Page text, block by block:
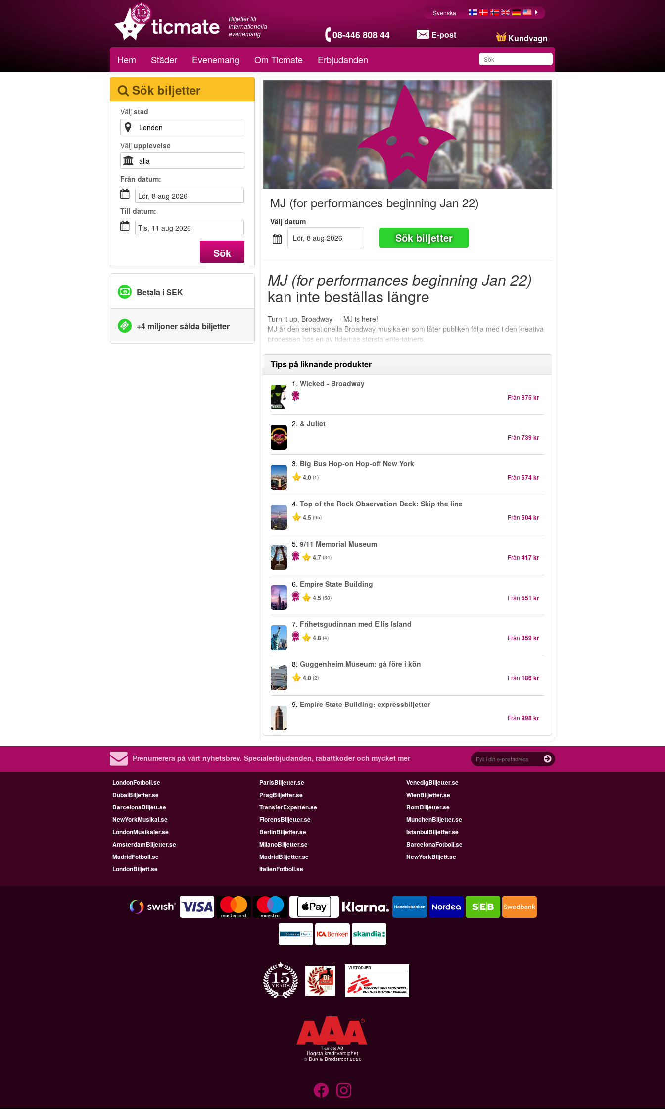
Biljetter till
internationella
evenemang
08-446 808 44 E-post Kundvagn
Svenska
Hem Städer Evenemang Om Ticmate Erbjudanden
Du har sparat produkten
i din lista
Sök biljetter
Välj stad
Välj upplevelse
Från datum:
lör, 8 aug 2026
Till datum:
tis, 11 aug 2026
Sök
Betala i SEK
+4 miljoner sålda biljetter
MJ (for performances beginning Jan 22)
Välj datum
lör, 8 aug 2026
Sök biljetter
MJ (for performances beginning Jan 22)
kan inte beställas längre
Turn it up, Broadway — MJ is here!
MJ är den sensationella Broadway-musikalen som låter publiken följa med i den kreativa
processen hos en av tidernas största entertainers.
Tips på liknande produkter
1.Wicked - Broadway
Från 875 kr
2.& Juliet
Från 739 kr
3. Big Bus Hop-on Hop-off New York
4.0 (1) Från 574 kr
4.Top of the Rock Observation Deck: Skip the line
4.5 (95) Från 504 kr
5.9/11 Memorial Museum
4.7 (34) Från 417 kr
6. Empire State Building
4.5 (58) Från 551 kr
7. Frihetsgudinnan med Ellis Island
4.8 (4) Från 359 kr
8.Guggenheim Museum: gå före i kön
4.0 (2) Från 186 kr
9. Empire State Building: expressbiljetter
Från 998 kr
Prenumerera på vårt nyhetsbrev. Specialerbjudanden, rabattkoder och mycket mer
LondonFotboll.se ParisBiljetter.se
VenedigBiljetter.se
DubaiBiljetter.se
PragBiljetter.se
WienBiljetter.se
BarcelonaBiljett.se
TransferExperten.se
RomBiljetter.se
NewYorkMusikal.se
FlorensBiljetter.se
MunchenBiljetter.se
LondonMusikaler.se
BerlinBiljetter.se
IstanbulBiljetter.se
AmsterdamBiljetter.se
MilanoBiljetter.se
BarcelonaFotboll.se
MadridFotboll.se
MadridBiljetter.se
NewYorkBiljett.se
LondonBiljett.se
ItalienFotboll.se
VI STÖDJER
Högsta kreditvärdighet
© Dun & Bradstreet 2026